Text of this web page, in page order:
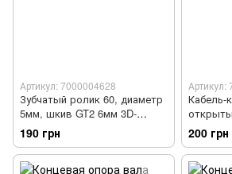
Артикул: 7000004628
Зубчатый ролик 60, диаметр
5мм, шкив GT2 6мм 3D-
принтера
190 грн
Артикул:
Кабель-
1м
200 грн